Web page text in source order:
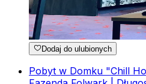
Dodaj do ulubionych
Pobyt w Domku "Chill